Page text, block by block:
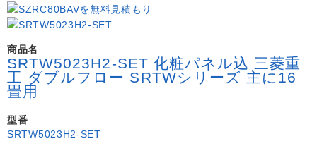
商品名
SRTW5023H2-SET 化粧パネル込 三菱重
工 ダブルフロー SRTWシリーズ 主に16
畳用
型番
SRTW5023H2-SET